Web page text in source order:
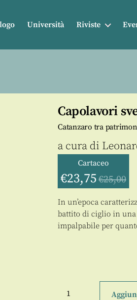
Università Riviste
Capolavori
Catanzaro tra
a cura di
Cartaceo
€23,75 €25,00
In un’epoca
battito di ciglio in una
impalpabile per
svelati